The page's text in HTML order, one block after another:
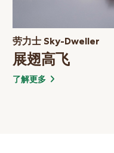
劳力士 Sky-Dweller
展翅高飞
了解更多